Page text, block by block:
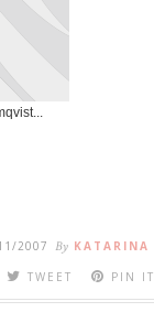
2007 By KATARINA
TWEET PIN IT